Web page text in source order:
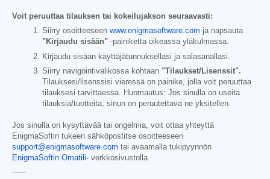
Voit peruuttaa tilauksen tai kokeilujakson seuraavasti:
Siirry osoitteeseen www.enigmasoftware.com ja napsauta
"Kirjaudu sisään" -painiketta oikeassa yläkulmassa.
Kirjaudu sisään käyttäjätunnuksellasi ja salasanallasi.
Siirry navigointivalikossa kohtaan "Tilaukset/Lisenssit".
Tilauksesi/lisenssisi vieressä on painike, jolla voit peruuttaa
tilauksesi tarvittaessa. Huomautus: Jos sinulla on useita
tilauksia/tuotteita, sinun on peruutettava ne yksitellen.
Jos sinulla on kysyttävää tai ongelmia, voit ottaa yhteyttä
EnigmaSoftin tukeen sähköpostitse osoitteeseen
support@enigmasoftware.com tai avaamalla tukipyynnön
EnigmaSoftin Omatili- verkkosivustolla.
------